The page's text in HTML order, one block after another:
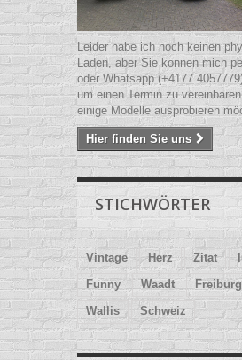
Leider habe ich noch keinen
Laden, aber Sie können mich
oder Whatsapp (+4177
um einen Termin zu
einige Modelle ausprobieren
Hier finden Sie uns
STICHWÖRTER
Vintage Herz Zitat
Funny
Waadt Freiburg
Wallis
Schweiz